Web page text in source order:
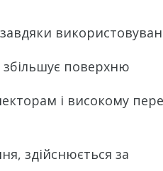
збільшує поверхню
і високому
здійснюється за